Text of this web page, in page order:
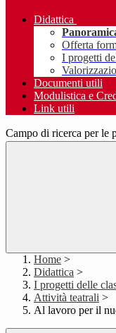
Didattica
Offerta
I progetti
Documenti utili
Modulistica e
Link utili
Campo di ricerca per le
Home >
Didattica >
I progetti delle
Attività teatrali >
Al lavoro per il